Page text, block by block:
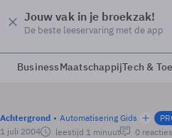
Jouw vak in je broekzak!
De beste leeservaring met de app
BusinessMaatschappijTech &
Achtergrond Automatisering Gids
1 juli 2004
leestijd 1 minuut 0 reacties